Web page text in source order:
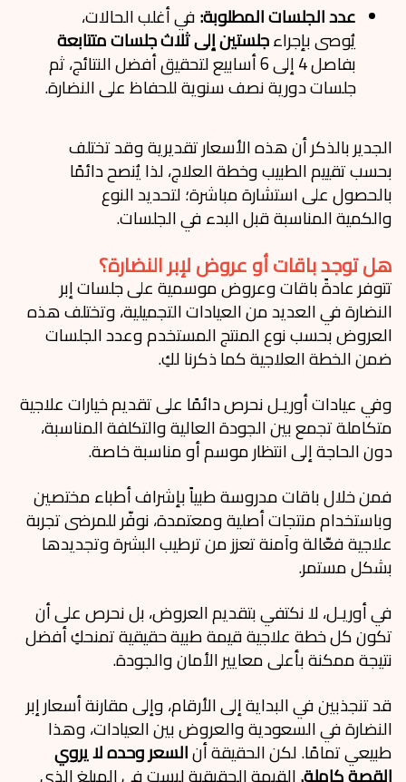
عدد الجلسات المطلوبة:في أغلب الحالات،
يُوصى بإجراءجلستين إلى ثلاث جلسات متتابعة
بفاصل 4 إلى 6 أسابيع لتحقيق أفضل النتائج، ثم
جلسات دورية نصف سنوية للحفاظ على النضارة.
الجدير بالذكر أن هذه الأسعار تقديرية وقد تختلف
بحسب تقييم الطبيب وخطة العلاج، لذا يُنصح دائمًا
بالحصول على استشارة مباشرة؛ لتحديد النوع
والكمية المناسبة قبل البدء في الجلسات.
هل توجد باقات أو عروض لإبر النضارة؟
تتوفر عادةً باقات وعروض موسمية على جلسات إبر
النضارة في العديد من العيادات التجميلية، وتختلف هذه
العروض بحسب نوع المنتج المستخدم وعدد الجلسات
ضمن الخطة العلاجية كما ذكرنا لكِ.
وفي عيادات أوريـل نحرص دائمًا على تقديم خيارات علاجية
متكاملة تجمع بين الجودة العالية والتكلفة المناسبة،
دون الحاجة إلى انتظار موسم أو مناسبة خاصة.
فمن خلال باقات مدروسة طبياً بإشراف أطباء مختصين
وباستخدام منتجات أصلية ومعتمدة، نوفّر للمرضى تجربة
علاجية فعّالة وآمنة تعزز من ترطيب البشرة وتجديدها
بشكل مستمر.
في أوريـل، لا نكتفي بتقديم العروض، بل نحرص على أن
تكون كل خطة علاجية قيمة طبية حقيقية تمنحكِ أفضل
نتيجة ممكنة بأعلى معايير الأمان والجودة.
قد تنجذبين في البداية إلى الأرقام، وإلى مقارنة أسعار إبر
النضارة في السعودية والعروض بين العيادات، وهذا
طبيعي تمامًا. لكن الحقيقة أنالسعر وحده لا يروي